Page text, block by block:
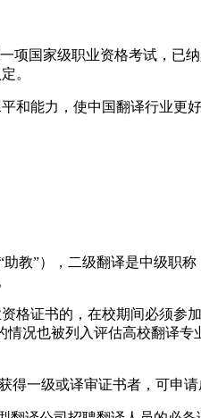
国家级职业资格考试，已
。
能力，使中国翻译行业更好
教”），二级翻译是中级职称
格证书的，在校期间必须参
况也被列入评估高校翻译专
一级或译审证书者，可申请